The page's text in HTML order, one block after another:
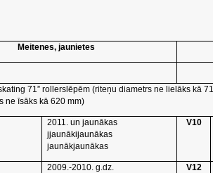
Meitenes, jaunietes
71” rollerslēpēm (riteņu diametrs ne lielāks kā
ne īsāks kā 620 mm)
2011. un jaunākas
jjaunākijaunākas
jaunākjaunākas
V10
2009.-2010. g.dz.
V12